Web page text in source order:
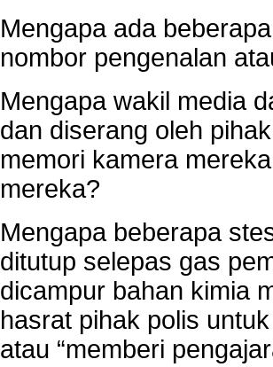
Mengapa ada
nombor pengenalan
Mengapa wakil media
dan diserang oleh
memori kamera
mereka?
Mengapa beberapa
ditutup selepas gas
dicampur bahan kimia
hasrat pihak polis
atau “memberi